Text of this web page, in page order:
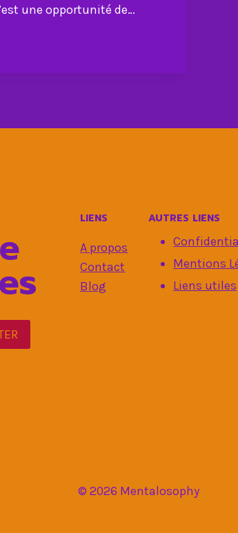
une opportunité de…
LIENS
A propos
Contact
Blog
AUTRES LIENS
Mentions
Liens utiles
© 2026 Mentalosophy